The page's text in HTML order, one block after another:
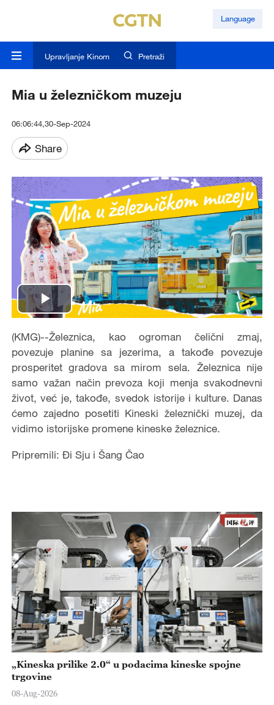
Language
Upravljanje Kinom Pretraži
Mia u železničkom muzeju
06:06:44,30-Sep-2024
Share
Play
Video
(KMG)--Železnica, kao ogroman čelični zmaj,
povezuje planine sa jezerima, a takođe povezuje
prosperitet gradova sa mirom sela. Železnica nije
samo važan način prevoza koji menja svakodnevni
život, već je, takođe, svedok istorije i kulture. Danas
ćemo zajedno posetiti Kineski železnički muzej, da
vidimo istorijske promene kineske železnice.
Pripremili: Đi Sju i Šang Čao
„Kineska prilike 2.0“ u podacima kineske spojne
trgovine
08-Aug-2026